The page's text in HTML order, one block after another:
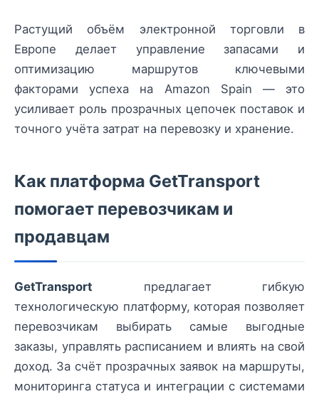
Растущий объём электронной торговли в
Европе делает управление запасами и
оптимизацию маршрутов ключевыми
факторами успеха на Amazon Spain — это
усиливает роль прозрачных цепочек поставок и
точного учёта затрат на перевозку и хранение.
Как платформа GetTransport
помогает перевозчикам и
продавцам
GetTransport предлагает гибкую
технологическую платформу, которая позволяет
перевозчикам выбирать самые выгодные
заказы, управлять расписанием и влиять на свой
доход. За счёт прозрачных заявок на маршруты,
мониторинга статуса и интеграции с системами